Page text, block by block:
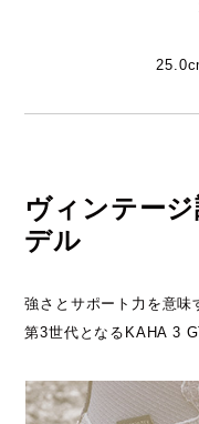
ヴィンテー
デル
強さとサポート力を意味
第3世代となるKAHA 3